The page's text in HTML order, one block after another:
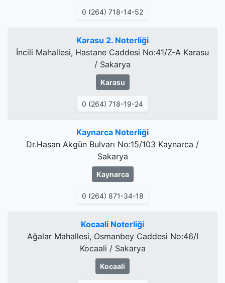
0 (264) 718-14-52
Karasu 2. Noterliği
İncili Mahallesi, Hastane Caddesi No:41/Z-A Karasu
/ Sakarya
Karasu
0 (264) 718-19-24
Kaynarca Noterliği
Dr.Hasan Akgün Bulvarı No:15/103 Kaynarca /
Sakarya
Kaynarca
0 (264) 871-34-18
Kocaali Noterliği
Ağalar Mahallesi, Osmanbey Caddesi No:46/I
Kocaali / Sakarya
Kocaali